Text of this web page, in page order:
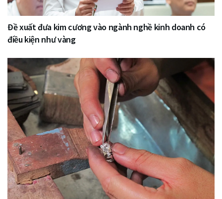
Đề xuất đưa kim cương vào ngành nghề kinh doanh có
điều kiện như vàng